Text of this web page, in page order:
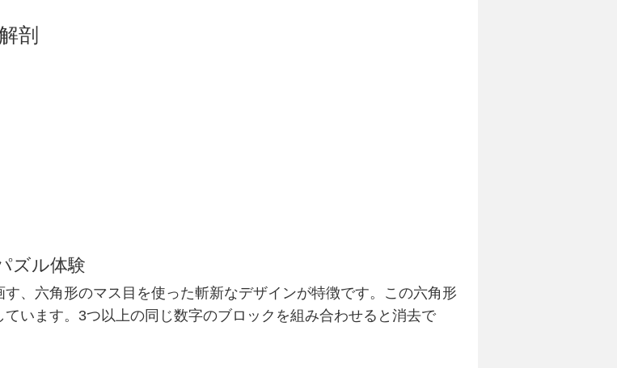
剖
ズル体験
、六角形のマス目を使った斬新なデザインが特徴です。この六角形
います。3つ以上の同じ数字のブロックを組み合わせると消去で